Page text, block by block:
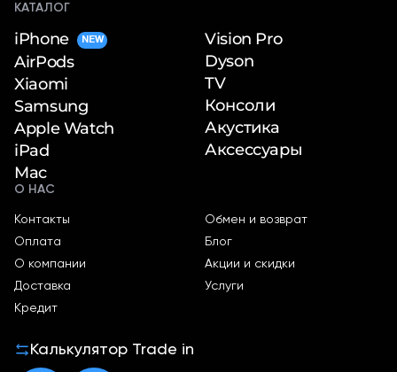
КАТАЛОГ
iPhone NEW
AirPods
Xiaomi
Samsung
Apple Watch
iPad
Mac
Vision Pro
Dyson
TV
Консоли
Акустика
Аксессуары
О НАС
Контакты
Оплата
О компании
Доставка
Кредит
Обмен и возврат
Блог
Акции и скидки
Услуги
Калькулятор Trade in
недели
Остались вопросы?
8 800 302-02-51
plait.ru